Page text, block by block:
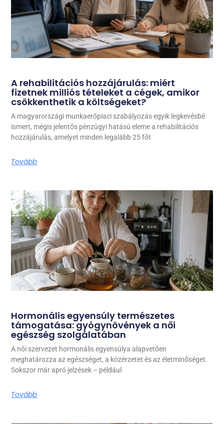
A rehabilitációs hozzájárulás: miért
fizetnek milliós tételeket a cégek, amikor
csökkenthetik a költségeket?
A magyarországi munkaerőpiaci szabályozás egyik legkevésbé
ismert, mégis jelentős pénzügyi hatású eleme a rehabilitációs
hozzájárulás, amelyet minden legalább 25 főt
Tovább
Hormonális egyensúly természetes
támogatása: gyógynövények a női
egészség szolgálatában
A női szervezet hormonális egyensúlya alapvetően
meghatározza az egészséget, a közérzetet és az életminőséget.
Sokszor már apró jelzések – például
Tovább